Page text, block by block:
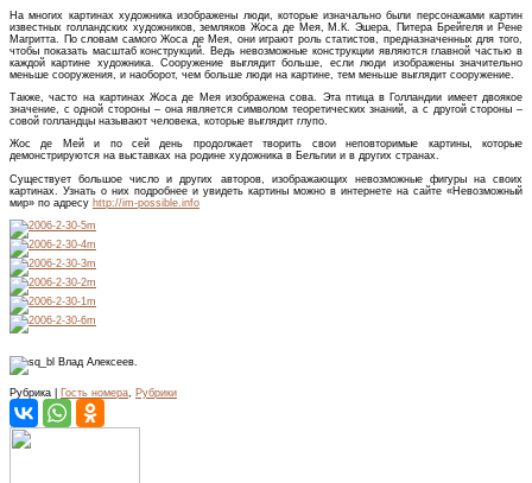
На многих картинах художника изображены люди, которые изначально были персонажами картин
известных голландских художников, земляков Жоса де Мея, М.К. Эшера, Питера Брейгеля и Рене
Магритта. По словам самого Жоса де Мея, они играют роль статистов, предназначенных для того,
чтобы показать масштаб конструкций. Ведь невозможные конструкции являются главной частью в
каждой картине художника. Сооружение выглядит больше, если люди изображены значительно
меньше сооружения, и наоборот, чем больше люди на картине, тем меньше выглядит сооружение.
Также, часто на картинах Жоса де Мея изображена сова. Эта птица в Голландии имеет двоякое
значение, с одной стороны – она является символом теоретических знаний, а с другой стороны –
совой голландцы называют человека, которые выглядит глупо.
Жос де Мей и по сей день продолжает творить свои неповторимые картины, которые
демонстрируются на выставках на родине художника в Бельгии и в других странах.
Существует большое число и других авторов, изображающих невозможные фигуры на своих
картинах. Узнать о них подробнее и увидеть картины можно в интернете на сайте «Невозможный
мир» по адресу http://im-possible.info
Влад Алексеев.
Рубрика | Гость номера Рубрики